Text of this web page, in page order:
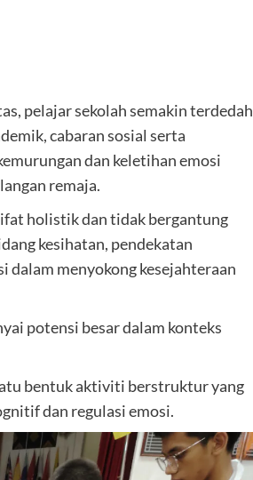
pelajar sekolah semakin terdedah
cabaran sosial serta
dan keletihan emosi
remaja.
holistik dan tidak bergantung
kesihatan, pendekatan
dalam menyokong kesejahteraan
potensi besar dalam konteks
bentuk aktiviti berstruktur yang
dan regulasi emosi.